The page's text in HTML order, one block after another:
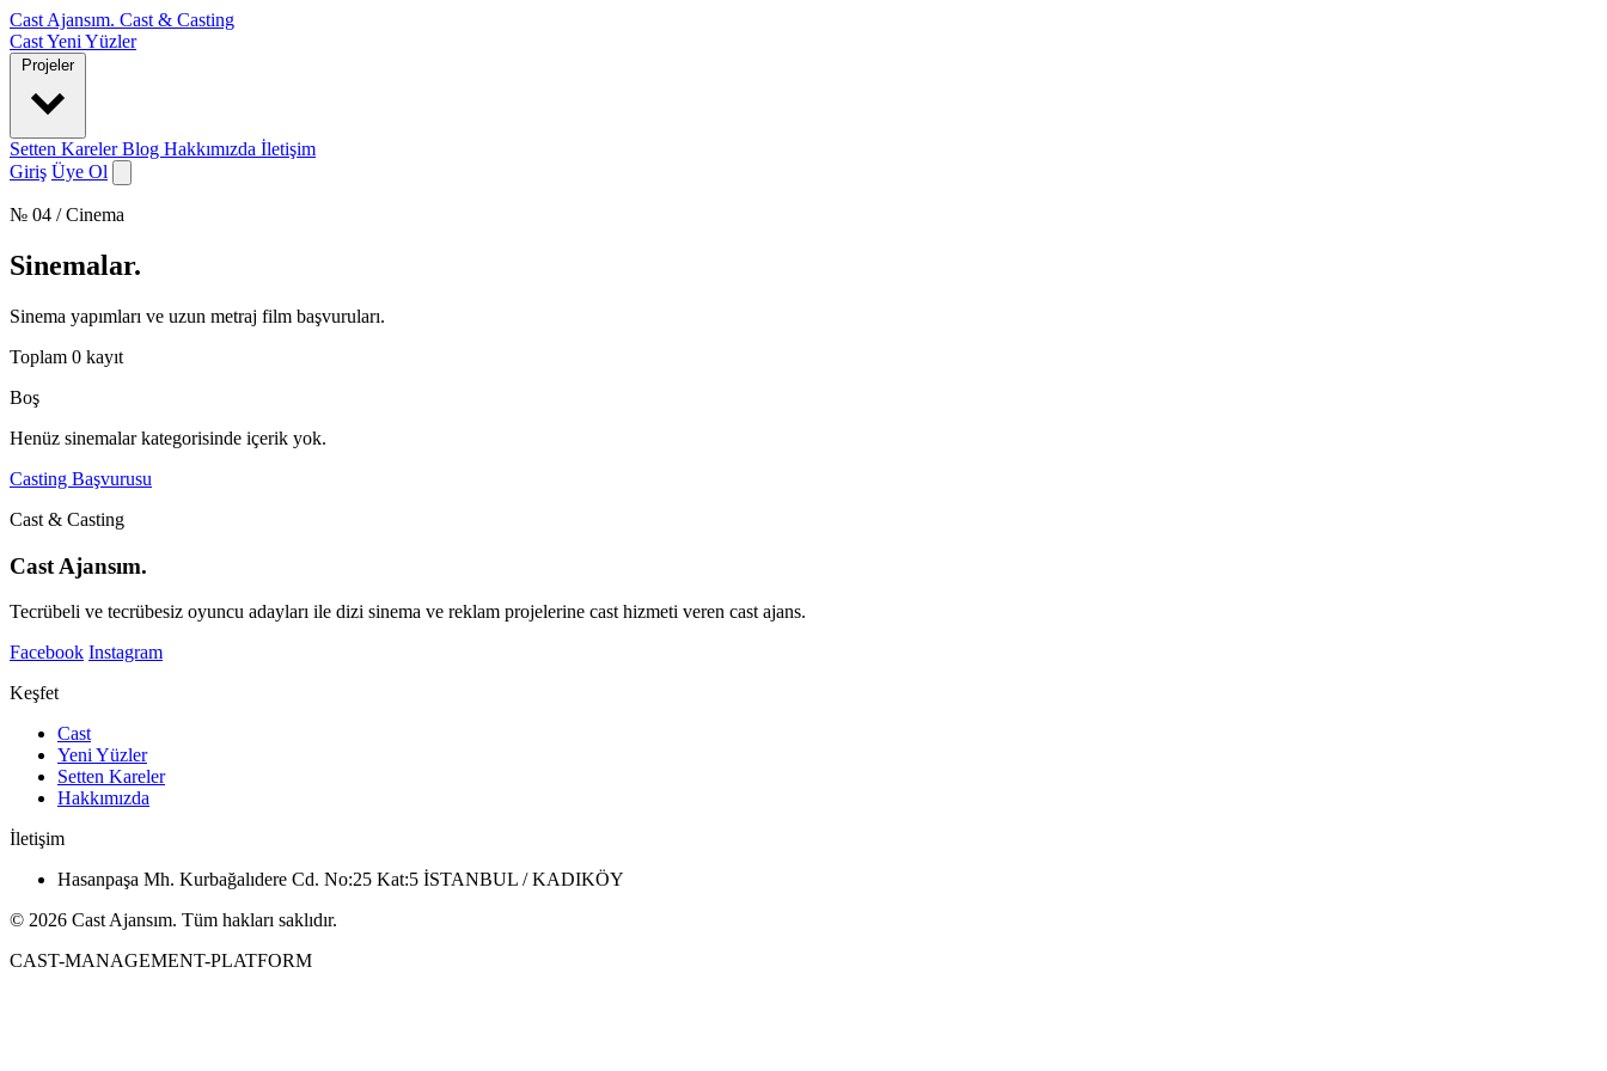
Cast Ajansım. Cast & Casting
CastYeni Yüzler
Projeler
Setten KarelerBlog Hakkımızda İletişim
Giriş Üye Ol
№ 04 / Cinema
Sinemalar.
Sinema yapımları ve uzun metraj film başvuruları.
Toplam 0 kayıt
Boş
Henüz sinemalar kategorisinde içerik yok.
Casting Başvurusu
Cast & Casting
Cast Ajansım.
Tecrübeli ve tecrübesiz oyuncu adayları ile dizi sinema ve reklam projelerine cast hizmeti veren cast ajans.
Facebook Instagram
Keşfet
Cast
Yeni Yüzler
Setten Kareler
Hakkımızda
İletişim
Hasanpaşa Mh. Kurbağalıdere Cd. No:25 Kat:5 İSTANBUL / KADIKÖY
© 2026 Cast Ajansım. Tüm hakları saklıdır.
CAST-MANAGEMENT-PLATFORM